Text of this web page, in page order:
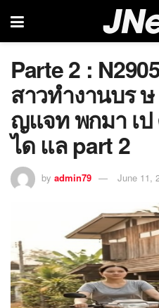
Parte 2 :
สาวทำงานบร
ญแจท พกมา เป
ได แล part 2
by admin79 June 11,